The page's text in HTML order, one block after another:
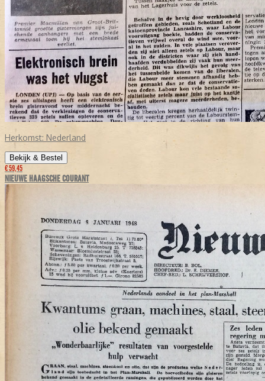
Herkomst: Nederland
Bekijk & Bestel
€ 59,45
NIEUWE HAAGSCHE COURANT